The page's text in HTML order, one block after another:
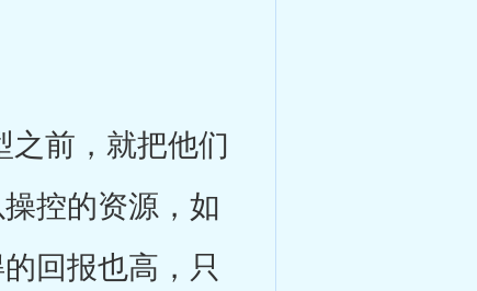
前，就把他们
控的资源，如
回报也高，只